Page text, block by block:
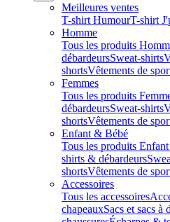
Meilleures ventes
T-shirt HumourT-shirt
Homme
Tous les produits
débardeursSweat-shirts
shortsVêtements de
Femmes
Tous les produits
débardeursSweat-shirts
shortsVêtements de
Enfant & Bébé
Tous les produits
shirts & débardeurs
shortsVêtements de
Accessoires
Tous les accessoires
chapeauxSacs et sacs à